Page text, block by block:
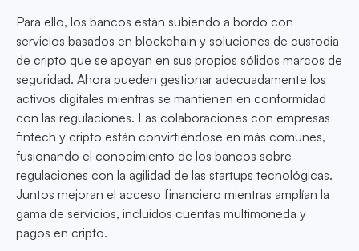
Para ello, los bancos están subiendo a bordo con
servicios basados en blockchain y soluciones de custodia
de cripto que se apoyan en sus propios sólidos marcos de
seguridad. Ahora pueden gestionar adecuadamente los
activos digitales mientras se mantienen en conformidad
con las regulaciones. Las colaboraciones con empresas
fintech y cripto están convirtiéndose en más comunes,
fusionando el conocimiento de los bancos sobre
regulaciones con la agilidad de las startups tecnológicas.
Juntos mejoran el acceso financiero mientras amplían la
gama de servicios, incluidos cuentas multimoneda y
pagos en cripto.